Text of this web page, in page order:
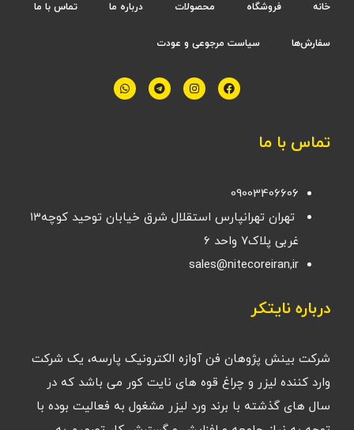
خانه فروشگاه محصولات درباره ما تماس با ما
سفارش‌ها سیاست مرجوعی و عودت
تماس با ما
09003406606
تهران تهرانپارس استقلال شرق خیابان توحید کوچه۱۳
غربی پلاک۷ واحد ۶
sales@nitecoreiran,ir
درباره نایتکر
شرکت بینش پژوهان فن آوازه الکترونیک پارسه، یک شرکت
وارد کننده لیزر و چراغ قوه های نایت کور می باشد که در
سال های گذشته با برند ورد لیزر مشغول به فعالیت بوده با